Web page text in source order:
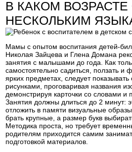
В КАКОМ ВОЗРАСТЕ
НЕСКОЛЬКИМ
Мамы с опытом воспитания детей-
Николая Зайцева и Глена Домана
занятия с малышами до года. Как
самостоятельно садиться, ползать и
ярких предметах, следует показывать
рисунками, проговаривая названия
демонстрируя карточки со словами и
Занятия должны длиться до 2 минут:
отложить в памяти визуальные
брать крупные, а размер букв
Методика проста, но требует
родителям приходится самим
подготовкой материалов.